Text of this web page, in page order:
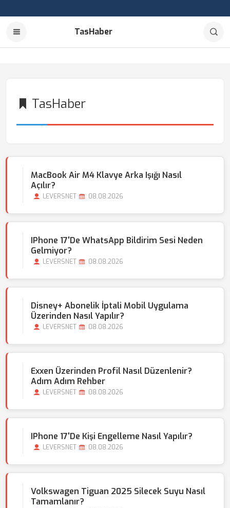
TasHaber
TasHaber
MacBook Air M4 Klavye Arka Işığı Nasıl
Açılır?
LEVERSNET 08.08.2026
IPhone 17'de WhatsApp Bildirim Sesi Neden
Gelmiyor?
LEVERSNET 08.08.2026
Disney+ Abonelik İptali Mobil Uygulama
Üzerinden Nasıl Yapılır?
LEVERSNET 08.08.2026
Exxen Üzerinden Profil Nasıl Düzenlenir?
Adım Adım Rehber
LEVERSNET 08.08.2026
IPhone 17'de Kişi Engelleme Nasıl Yapılır?
LEVERSNET 08.08.2026
Volkswagen Tiguan 2025 Silecek Suyu Nasıl
Tamamlanır?